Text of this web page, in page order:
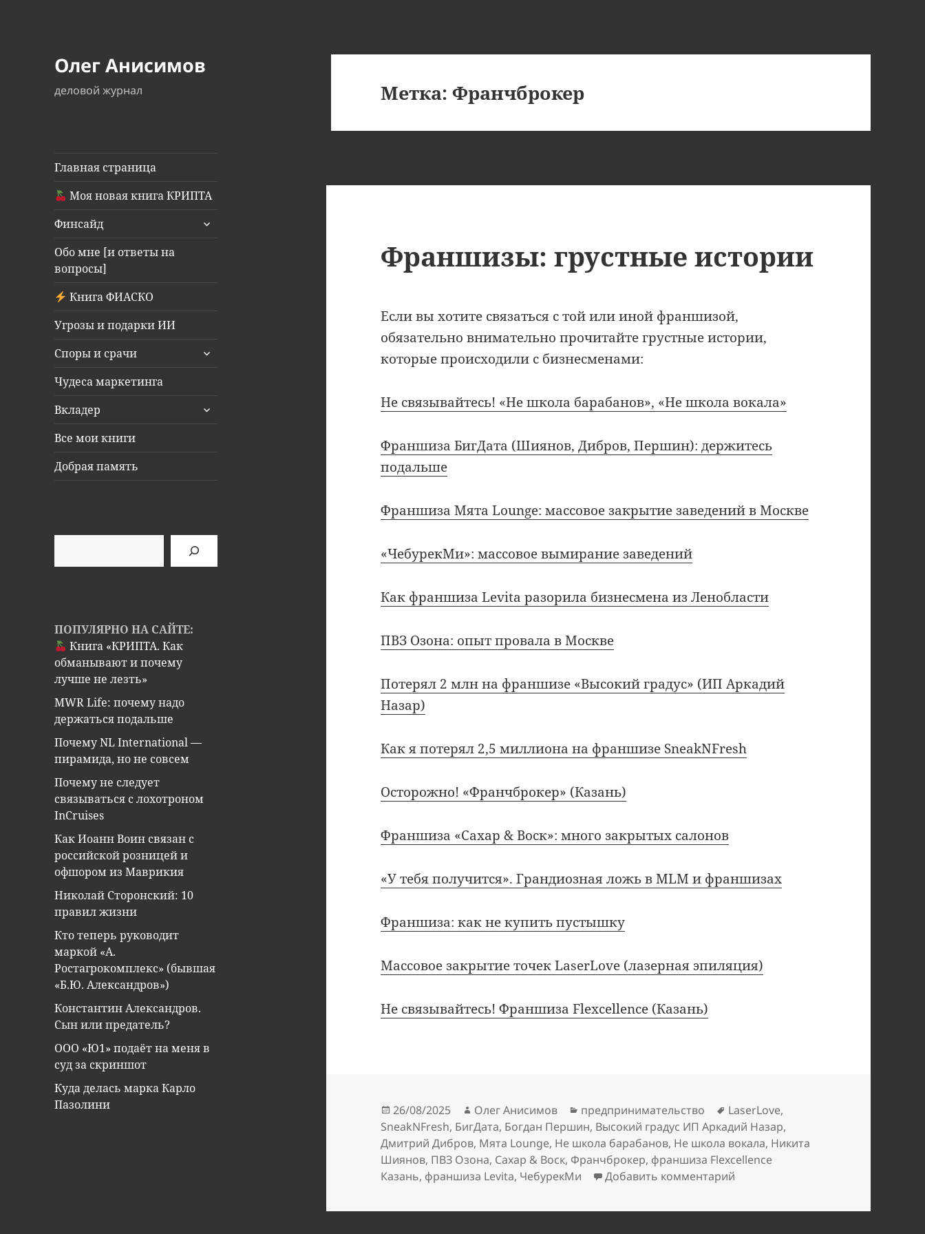
Олег Анисимов
деловой журнал
Главная страница
Моя новая книга КРИПТА
Финсайд
раскрыть
Обо мне [и ответы на
вопросы]
Книга ФИАСКО
Угрозы и подарки ИИ
Споры и срачи
раскрыть
Чудеса маркетинга
Вкладер
раскрыть
Все мои книги
Добрая память
ПОПУЛЯРНО НА САЙТЕ:
Книга «КРИПТА. Как
обманывают и почему
лучше не лезть»
MWR Life: почему надо
держаться подальше
Почему NL International —
пирамида, но не совсем
Почему не следует
связываться с лохотроном
InCruises
Как Иоанн Воин связан с
российской розницей и
офшором из Маврикия
Николай Сторонский: 10
правил жизни
Кто теперь руководит
маркой «А.
Ростагрокомплекс» (бывшая
«Б.Ю. Александров»)
Константин Александров.
Сын или предатель?
ООО «Ю1» подаёт на меня в
суд за скриншот
Куда делась марка Карло
Пазолини
Метка:Франчброкер
Франшизы: грустные истории
Если вы хотите связаться с той или иной франшизой,
обязательно внимательно прочитайте грустные истории,
которые происходили с бизнесменами:
Не связывайтесь! «Не школа барабанов», «Не школа вокала»
Франшиза БигДата (Шиянов, Дибров, Першин): держитесь
подальше
Франшиза Мята Lounge: массовое закрытие заведений в Москве
«ЧебурекМи»: массовое вымирание заведений
Как франшиза Levita разорила бизнесмена из Ленобласти
ПВЗ Озона: опыт провала в Москве
Потерял 2 млн на франшизе «Высокий градус» (ИП Аркадий
Назар)
Как я потерял 2,5 миллиона на франшизе SneakNFresh
Осторожно! «Франчброкер» (Казань)
Франшиза «Сахар & Воск»: много закрытых салонов
«У тебя получится». Грандиозная ложь в MLM и франшизах
Франшиза: как не купить пустышку
Массовое закрытие точек LaserLove (лазерная эпиляция)
Не связывайтесь! Франшиза Flexcellence (Казань)
Опубликовано
26/08/2025 Автор
Олег Анисимов Рубрики
предпринимательство Метки
LaserLove,
SneakNFresh, БигДата, Богдан Першин, Высокий градус ИП Аркадий Назар,
Дмитрий Дибров, Мята Lounge, Не школа барабанов, Не школа вокала, Никита
Шиянов, ПВЗ Озона, Сахар & Воск, Франчброкер, франшиза Flexcellence
Казань, франшиза Levita, ЧебурекМи Добавить комментарий